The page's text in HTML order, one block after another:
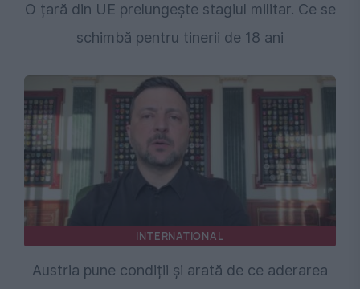
O țară din UE prelungește stagiul militar. Ce se
schimbă pentru tinerii de 18 ani
INTERNATIONAL
Austria pune condiții și arată de ce aderarea